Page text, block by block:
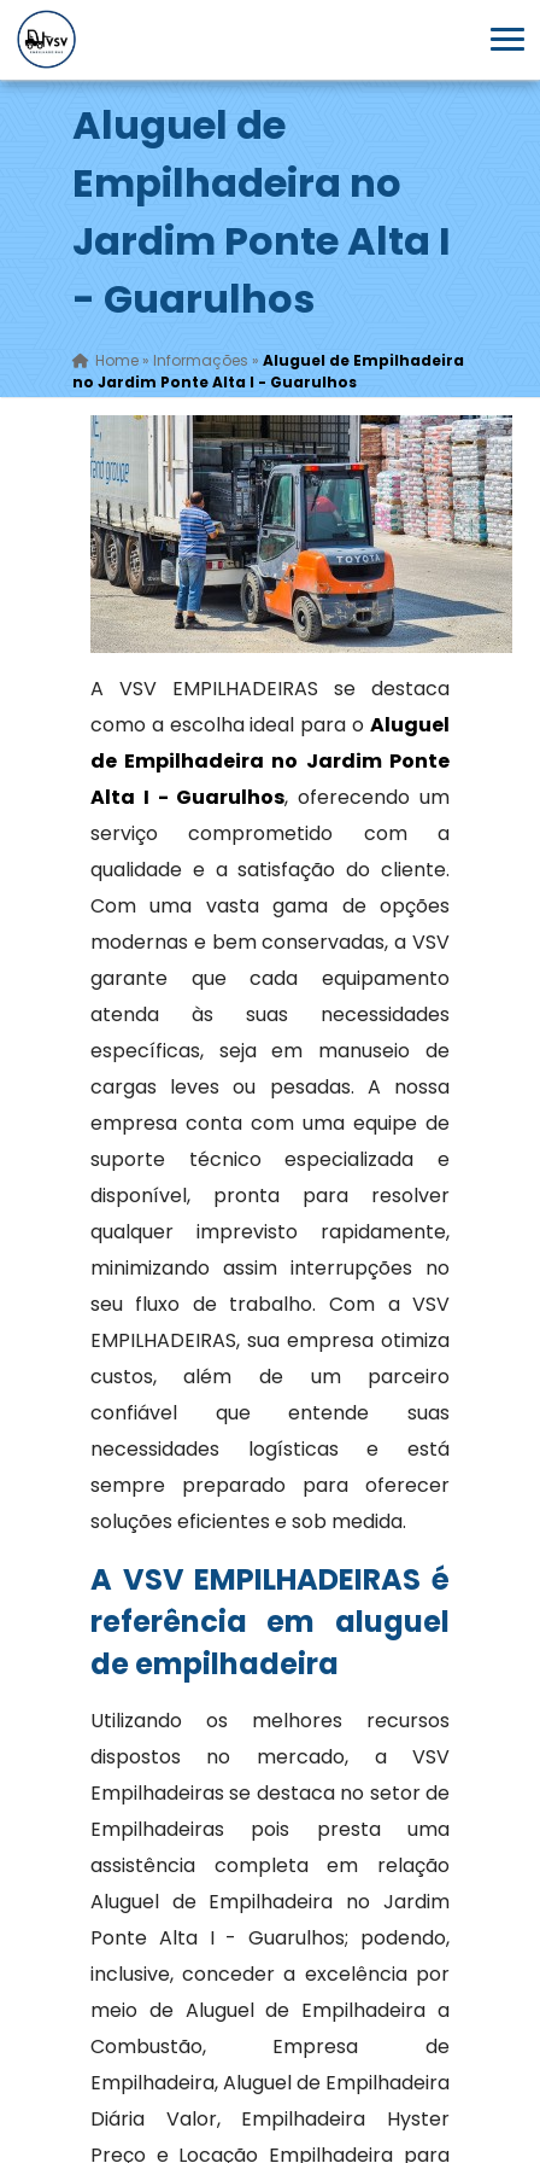
Aluguel de
Empilhadeira no
Jardim Ponte Alta I
- Guarulhos
Home» Informações » Aluguel de Empilhadeira
no Jardim Ponte Alta I - Guarulhos
A VSV EMPILHADEIRAS se destaca
como a escolha ideal para oAluguel
de Empilhadeira no Jardim Ponte
Alta I - Guarulhos, oferecendo um
serviço comprometido com a
qualidade e a satisfação do cliente.
Com uma vasta gama de opções
modernas e bem conservadas, a VSV
garante que cada equipamento
atenda às suas necessidades
específicas, seja em manuseio de
cargas leves ou pesadas. A nossa
empresa conta com uma equipe de
suporte técnico especializada e
disponível, pronta para resolver
qualquer imprevisto rapidamente,
minimizando assim interrupções no
seu fluxo de trabalho. Com a VSV
EMPILHADEIRAS, sua empresa otimiza
custos, além de um parceiro
confiável que entende suas
necessidades logísticas e está
sempre preparado para oferecer
soluções eficientes e sob medida.
A VSV EMPILHADEIRAS é
referência em aluguel
de empilhadeira
Utilizando os melhores recursos
dispostos no mercado, a VSV
Empilhadeiras se destaca no setor de
Empilhadeiras pois presta uma
assistência completa em relação
Aluguel de Empilhadeira no Jardim
Ponte Alta I - Guarulhos; podendo,
inclusive, conceder a excelência por
meio de Aluguel de Empilhadeira a
Combustão, Empresa de
Empilhadeira, Aluguel de Empilhadeira
Diária Valor, Empilhadeira Hyster
Preço e Locação Empilhadeira para